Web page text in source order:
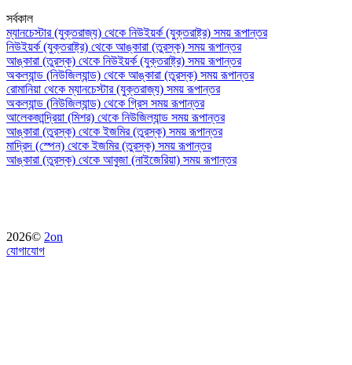
সর্বকাল
ম্যানচেস্টার (যুক্তরাজ্য) থেকে নিউইয়র্ক (যুক্তরাষ্ট্র) সময় রূপান্তর
নিউইয়র্ক (যুক্তরাষ্ট্র) থেকে আঙ্কারা (তুরস্ক) সময় রূপান্তর
আঙ্কারা (তুরস্ক) থেকে নিউইয়র্ক (যুক্তরাষ্ট্র) সময় রূপান্তর
অকল্যান্ড (নিউজিল্যান্ড) থেকে আঙ্কারা (তুরস্ক) সময় রূপান্তর
রোমানিয়া থেকে ম্যানচেস্টার (যুক্তরাজ্য) সময় রূপান্তর
অকল্যান্ড (নিউজিল্যান্ড) থেকে গ্রিস সময় রূপান্তর
আলেকজান্দ্রিয়া (মিশর) থেকে নিউজিল্যান্ড সময় রূপান্তর
আঙ্কারা (তুরস্ক) থেকে ইজমির (তুরস্ক) সময় রূপান্তর
মাদ্রিদ (স্পেন) থেকে ইজমির (তুরস্ক) সময় রূপান্তর
আঙ্কারা (তুরস্ক) থেকে আবুজা (নাইজেরিয়া) সময় রূপান্তর
2026© 2on
যোগাযোগ